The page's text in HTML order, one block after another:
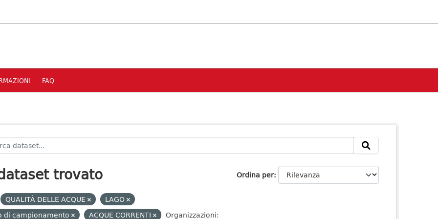
FAQ
Ordina per
trovato
QUALITÀ DELLE ACQUE
LAGO
di campionamento
ACQUE CORRENTI
Organizzazioni: